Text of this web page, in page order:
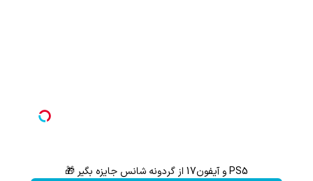
PS5 و آیفون17 از گردونه شانس جایزه بگیر 🎁